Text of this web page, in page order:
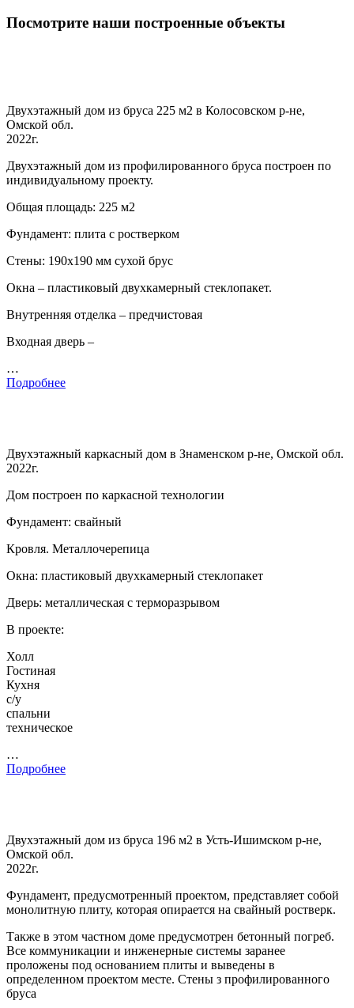
Посмотрите наши построенные объекты
Двухэтажный дом из бруса 225 м2 в Колосовском р-не,
Омской обл.
2022г.
Двухэтажный дом из профилированного бруса построен по
индивидуальному проекту.
Общая площадь: 225 м2
Фундамент: плита с ростверком
Стены: 190х190 мм сухой брус
Окна – пластиковый двухкамерный стеклопакет.
Внутренняя отделка – предчистовая
Входная дверь –
…
Подробнее
Двухэтажный каркасный дом в Знаменском р-не, Омской обл.
2022г.
Дом построен по каркасной технологии
Фундамент: свайный
Кровля. Металлочерепица
Окна: пластиковый двухкамерный стеклопакет
Дверь: металлическая с терморазрывом
В проекте:
Холл
Гостиная
Кухня
с/у
спальни
техническое
…
Подробнее
Двухэтажный дом из бруса 196 м2 в Усть-Ишимском р-не,
Омской обл.
2022г.
Фундамент, предусмотренный проектом, представляет собой
монолитную плиту, которая опирается на свайный ростверк.
Также в этом частном доме предусмотрен бетонный погреб.
Все коммуникации и инженерные системы заранее
проложены под основанием плиты и выведены в
определенном проектом месте. Стены з профилированного
бруса